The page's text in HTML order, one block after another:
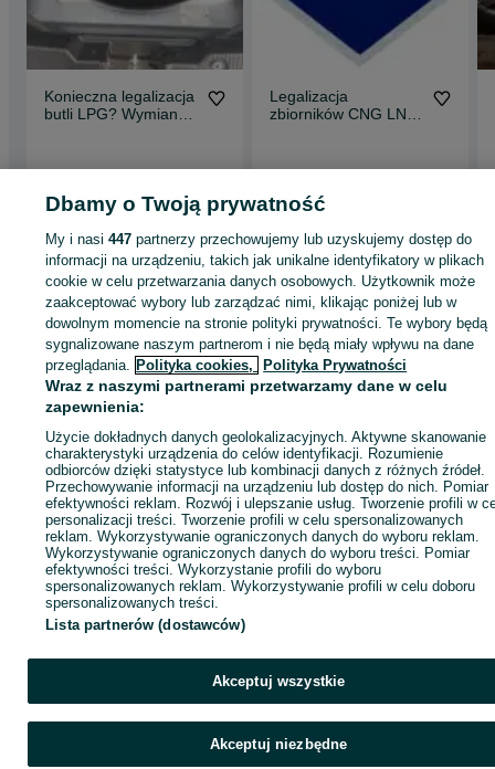
Konieczna legalizacja
butli LPG? Wymiana
24 lipca 2026
Legalizacja
zbiorników CNG LNG
19 lipca 2026
Strona główna Usługi Usługi motoryzacyjne Pozostałe
Pozostałe -
Kujawsko-pomorskie
Pozostałe - Toruń
KATEGORIA
ID:348986252
Zadzwoń / SMS Wyślij wiadomość
Dbamy o Twoją prywatność
My i nasi447 partnerzy przechowujemy lub uzyskujemy dostęp do
informacji na urządzeniu, takich jak unikalne identyfikatory w plikach
cookie w celu przetwarzania danych osobowych. Użytkownik może
zaakceptować wybory lub zarządzać nimi, klikając poniżej lub w
dowolnym momencie na stronie polityki prywatności. Te wybory będą
sygnalizowane naszym partnerom i nie będą miały wpływu na dane
przeglądania. Polityka cookies, Polityka Prywatności
Wraz z naszymi partnerami przetwarzamy dane w celu
zapewnienia:
Użycie dokładnych danych geolokalizacyjnych. Aktywne skanowanie
charakterystyki urządzenia do celów identyfikacji. Rozumienie
odbiorców dzięki statystyce lub kombinacji danych z różnych źródeł.
Przechowywanie informacji na urządzeniu lub dostęp do nich. Pomiar
efektywności reklam. Rozwój i ulepszanie usług. Tworzenie profili w
personalizacji treści. Tworzenie profili w celu spersonalizowanych
reklam. Wykorzystywanie ograniczonych danych do wyboru reklam.
Wykorzystywanie ograniczonych danych do wyboru treści. Pomiar
efektywności treści. Wykorzystanie profili do wyboru
spersonalizowanych reklam. Wykorzystywanie profili w celu doboru
spersonalizowanych treści.
Lista partnerów (dostawców)
Akceptuj wszystkie
Akceptuj niezbędne